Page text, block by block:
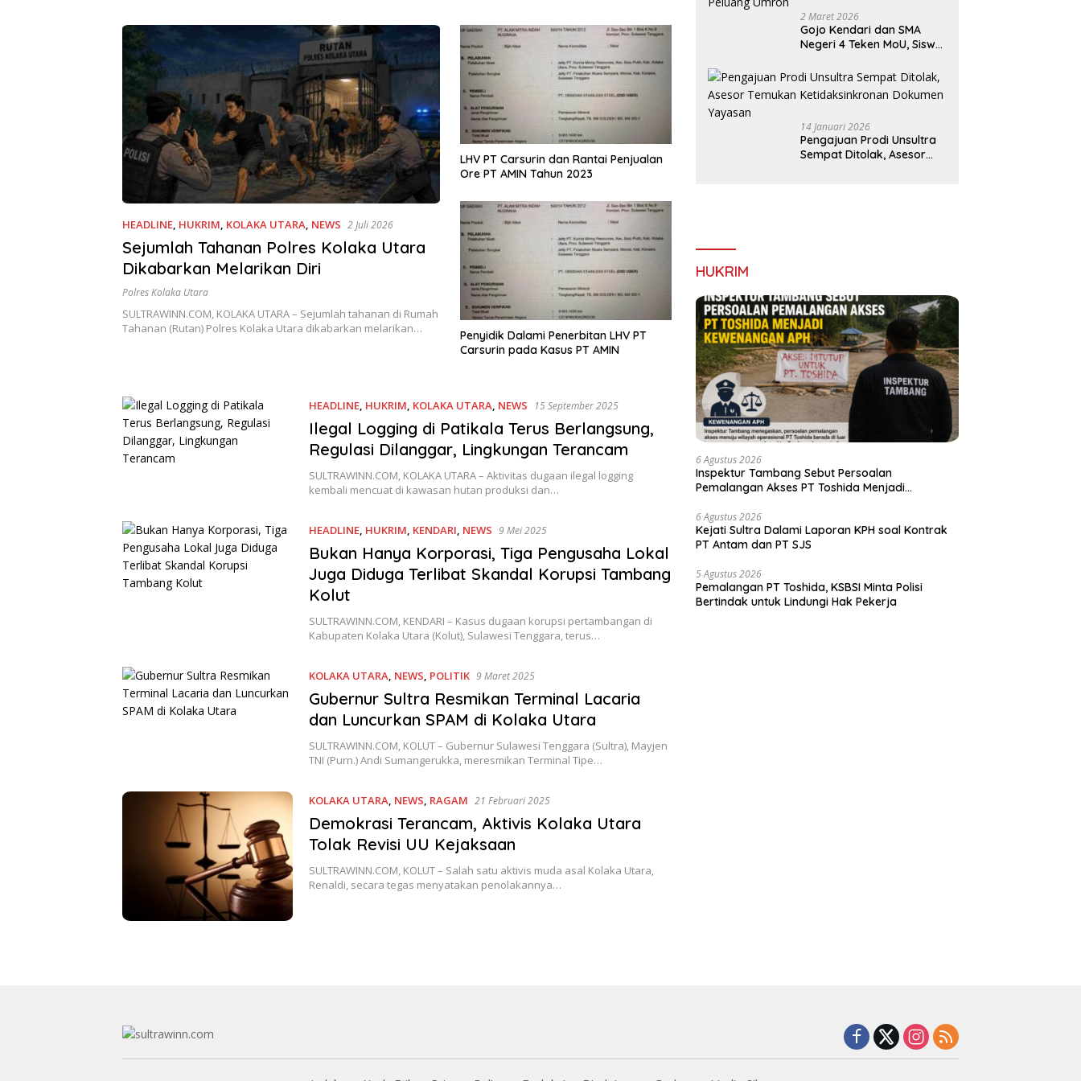
Aktivitas Tambang Batu di
HEADLINE, HUKRIM, KOLAKA UTARA, NEWS 2 Juli 2026
Sejumlah Tahanan Polres Kolaka Utara
Dikabarkan Melarikan Diri
Polres Kolaka Utara
SULTRAWINN.COM, KOLAKA UTARA – Sejumlah tahanan di Rumah
Tahanan (Rutan) Polres Kolaka Utara dikabarkan melarikan…
LHV PT Carsurin dan Rantai Penjualan
Ore PT AMIN Tahun 2023
Penyidik Dalami Penerbitan LHV PT
Carsurin pada Kasus PT AMIN
HEADLINE, HUKRIM, KOLAKA UTARA, NEWS 15 September 2025
Ilegal Logging di Patikala Terus Berlangsung,
Regulasi Dilanggar, Lingkungan Terancam
SULTRAWINN.COM, KOLAKA UTARA – Aktivitas dugaan ilegal logging
kembali mencuat di kawasan hutan produksi dan…
HEADLINE, HUKRIM, KENDARI, NEWS 9 Mei 2025
Bukan Hanya Korporasi, Tiga Pengusaha Lokal
Juga Diduga Terlibat Skandal Korupsi Tambang
Kolut
SULTRAWINN.COM, KENDARI – Kasus dugaan korupsi pertambangan di
Kabupaten Kolaka Utara (Kolut), Sulawesi Tenggara, terus…
KOLAKA UTARA, NEWS, POLITIK 9 Maret 2025
Gubernur Sultra Resmikan Terminal Lacaria
dan Luncurkan SPAM di Kolaka Utara
SULTRAWINN.COM, KOLUT – Gubernur Sulawesi Tenggara (Sultra), Mayjen
TNI (Purn.) Andi Sumangerukka, meresmikan Terminal Tipe…
KOLAKA UTARA, NEWS, RAGAM 21 Februari 2025
Demokrasi Terancam, Aktivis Kolaka Utara
Tolak Revisi UU Kejaksaan
SULTRAWINN.COM, KOLUT – Salah satu aktivis muda asal Kolaka Utara,
Renaldi, secara tegas menyatakan penolakannya…
2 Maret 2026
Gojo Kendari dan SMA
Negeri 4 Teken MoU, Siswa
dan Peluang Umroh
14 Januari 2026
Pengajuan Prodi Unsultra
Sempat Ditolak, Asesor
HUKRIM
6 Agustus 2026
Inspektur Tambang Sebut Persoalan
Pemalangan Akses PT Toshida Menjadi
6 Agustus 2026
Kejati Sultra Dalami Laporan KPH soal Kontrak
PT Antam dan PT SJS
5 Agustus 2026
Pemalangan PT Toshida, KSBSI Minta Polisi
Bertindak untuk Lindungi Hak Pekerja